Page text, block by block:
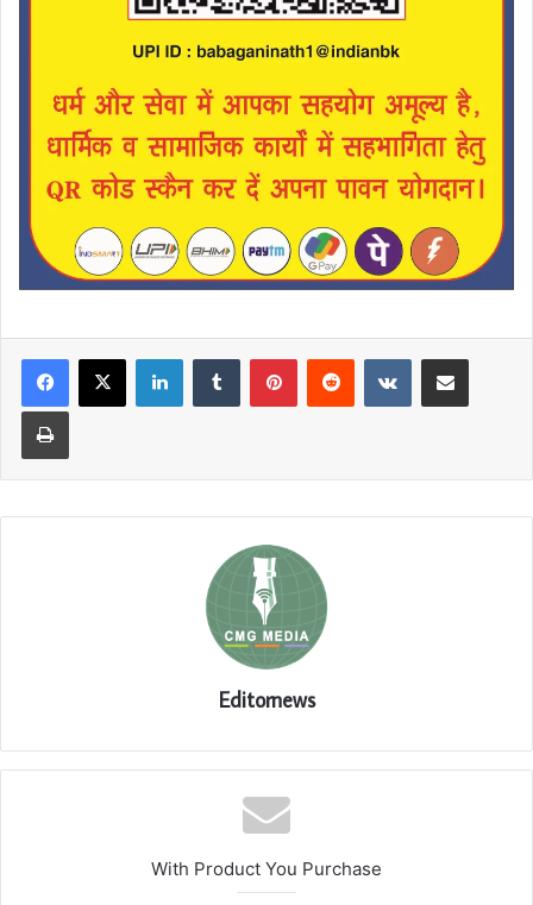
LinkedInTumblr PinterestReddit VKontakteShare via Email
Print
Editornews
With Product You Purchase